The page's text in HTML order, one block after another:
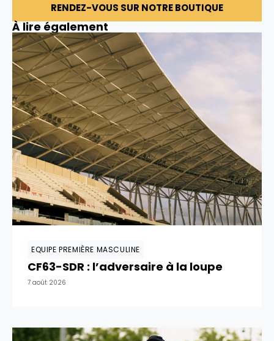
RENDEZ-VOUS SUR NOTRE BOUTIQUE
À lire également
EQUIPE PREMIÈRE MASCULINE
CF63-SDR : l’adversaire à la loupe
7 août 2026